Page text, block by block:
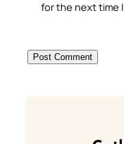
for the next time